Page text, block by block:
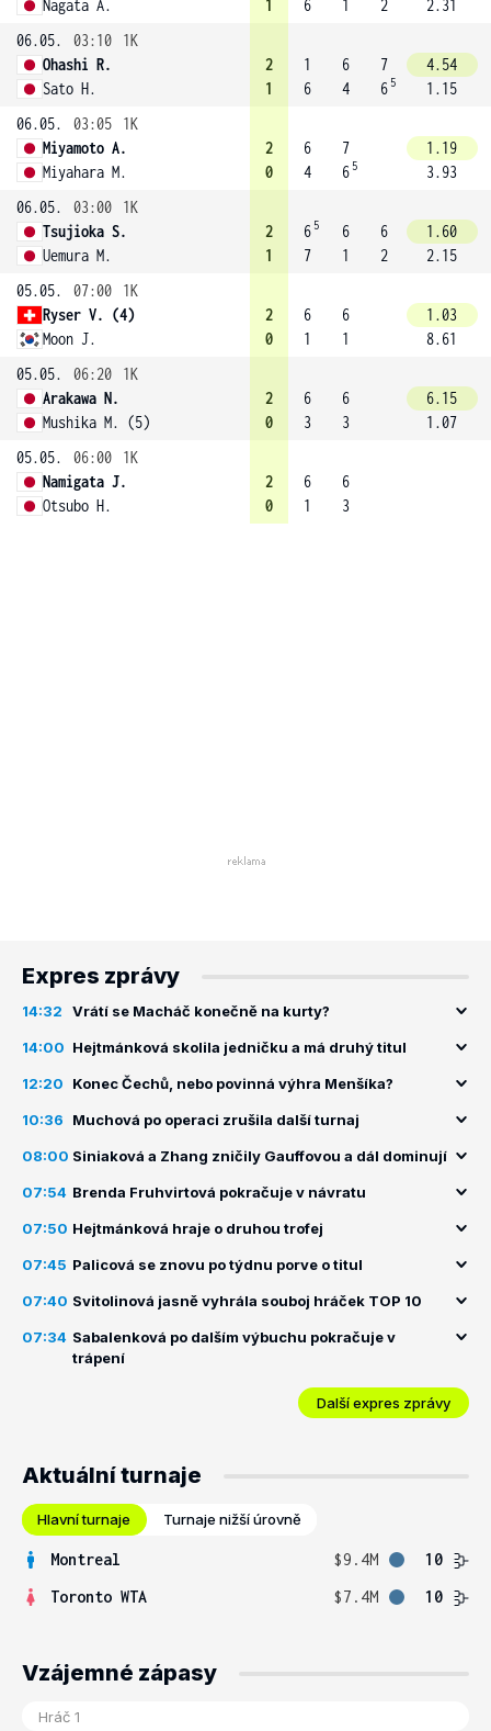
Nagata A. 1 6 1 2
2.31
06.05.
03:10
1K
Ohashi R.
Sato H.
2
1
1
6
6
4
7
6 5
4.54
1.15
06.05.
03:05
1K
Miyamoto A.
Miyahara M.
2
0
6
4
7
6 5
1.19
3.93
06.05.
03:00
1K
Tsujioka S.
Uemura M.
2
1
6 5
7
6
1
6
2
1.60
2.15
05.05.
07:00
1K
Ryser V. (4)
Moon J.
2
0
6
1
6
1
1.03
8.61
05.05.
06:20
1K
Arakawa N.
Mushika M. (5)
2
0
6
3
6
3
6.15
1.07
05.05.
06:00
1K
Namigata J.
Otsubo H.
2
0
6
1
6
3
Expres zprávy
14:32 Vrátí se Macháč konečně na kurty?
14:00 Hejtmánková skolila jedničku a má druhý titul
12:20 Konec Čechů, nebo povinná výhra Menšíka?
10:36 Muchová po operaci zrušila další turnaj
08:00 Siniaková a Zhang zničily Gauffovou a dál dominují
07:54 Brenda Fruhvirtová pokračuje v návratu
07:50 Hejtmánková hraje o druhou trofej
07:45 Palicová se znovu po týdnu porve o titul
07:40 Svitolinová jasně vyhrála souboj hráček TOP 10
07:34 Sabalenková po dalším výbuchu pokračuje v
trápení
Další expres zprávy
Aktuální turnaje
Hlavní turnaje Turnaje nižší úrovně
Montreal $9.4M
10
Toronto WTA
$7.4M 10
Vzájemné zápasy